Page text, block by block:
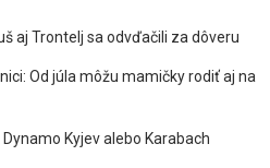
aj Trontelj sa odvďačili za dôveru
Od júla môžu mamičky rodiť aj na
Kyjev alebo Karabach